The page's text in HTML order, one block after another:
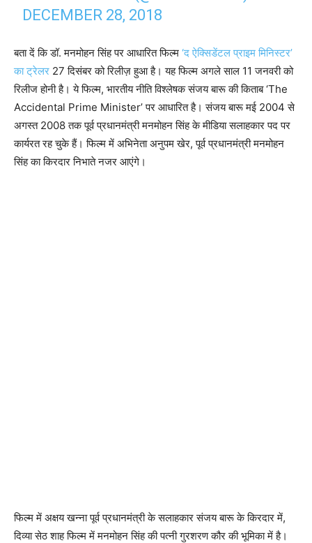
DECEMBER 28, 2018
बता दें कि डॉ. मनमोहन सिंह पर आधारित फिल्म ‘द ऐक्सिडेंटल प्राइम मिनिस्टर’
का ट्रेलर 27 दिसंबर को रिलीज़ हुआ है। यह फिल्म अगले साल 11 जनवरी को
रिलीज होनी है। ये फिल्म, भारतीय नीति विश्लेषक संजय बारू की किताब ‘The
Accidental Prime Minister’ पर आधारित है। संजय बारू मई 2004 से
अगस्त 2008 तक पूर्व प्रधानमंत्री मनमोहन सिंह के मीडिया सलाहकार पद पर
कार्यरत रह चुके हैं। फिल्म में अभिनेता अनुपम खेर, पूर्व प्रधानमंत्री मनमोहन
सिंह का किरदार निभाते नजर आएंगे।
फिल्म में अक्षय खन्ना पूर्व प्रधानमंत्री के सलाहकार संजय बारू के किरदार में,
दिव्या सेठ शाह फिल्म में मनमोहन सिंह की पत्नी गुरशरण कौर की भूमिका में है।